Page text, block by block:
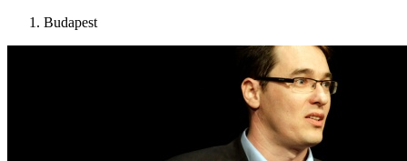
Budapest